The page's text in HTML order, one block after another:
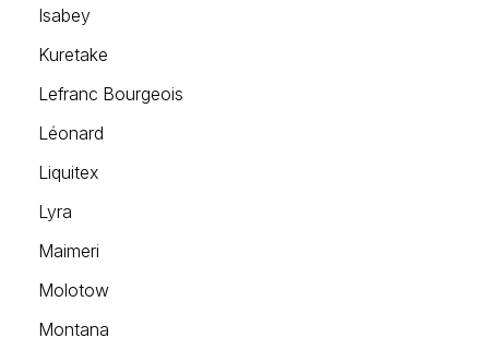
Isabey
Kuretake
Lefranc Bourgeois
Léonard
Liquitex
Lyra
Maimeri
Molotow
Montana